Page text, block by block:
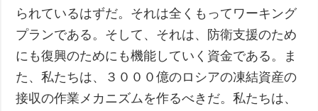
られているはずだ。それは全くもってワーキング
プランである。そして、それは、防衛支援のため
にも復興のためにも機能していく資金である。ま
た、私たちは、３０００億のロシアの凍結資産の
接収の作業メカニズムを作るべきだ。私たちは、